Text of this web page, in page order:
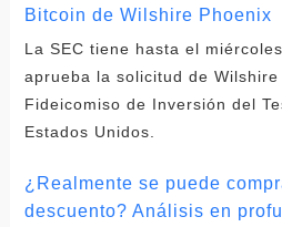
Bitcoin de Wilshire Phoenix
La SEC tiene hasta el
aprueba la solicitud de
Fideicomiso de Inversión del
Estados Unidos.
¿Realmente se puede
descuento? Análisis en